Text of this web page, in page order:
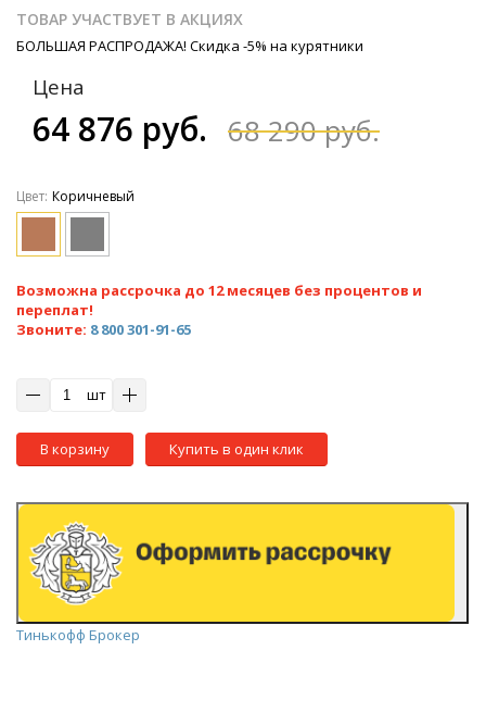
ТОВАР УЧАСТВУЕТ В АКЦИЯХ
БОЛЬШАЯ РАСПРОДАЖА! Скидка -5% на курятники
Цена
64 876 руб. 68 290 руб.
Цвет: Коричневый
Возможна рассрочка до 12 месяцев без процентов и
переплат!
Звоните: 8 800 301-91-65
шт
В корзину Купить в один клик
Тинькофф Брокер